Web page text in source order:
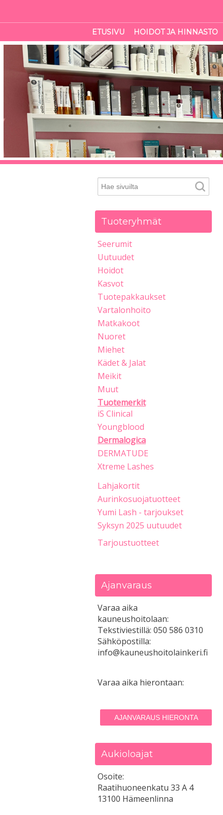
ETUSIVU HOIDOT JA HINNASTO
Tuoteryhmät
Seerumit
Uutuudet
Hoidot
Kasvot
Tuotepakkaukset
Vartalonhoito
Matkakoot
Nuoret
Miehet
Kädet & Jalat
Meikit
Muut
Tuotemerkit
iS Clinical
Youngblood
Dermalogica
DERMATUDE
Xtreme Lashes
Lahjakortit
Aurinkosuojatuotteet
Yumi Lash - tarjoukset
Syksyn 2025 uutuudet
Tarjoustuotteet
Ajanvaraus
Varaa aika
kauneushoitolaan:
Tekstiviestillä: 050 586 0310
Sähköpostilla:
info@kauneushoitolainkeri.fi
Varaa aika hierontaan:
AJANVARAUS HIERONTA
Aukioloajat
Osoite:
Raatihuoneenkatu 33 A 4
13100 Hämeenlinna